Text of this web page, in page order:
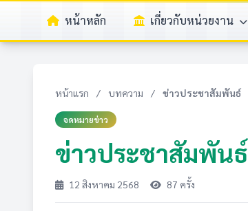
หน้าหลัก เกี่ยวกับหน่วยงาน
หน้าแรก / บทความ / ข่าวประชาสัมพันธ์
จดหมายข่าว
ข่าวประชาสัมพันธ์
12 สิงหาคม 2568 87 ครั้ง